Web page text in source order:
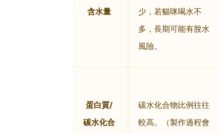
含水量
少，若貓咪喝水不
多，長期可能有脫水
風險。
蛋白質/
碳水化合
碳水化合物比例往往
較高。（製作過程會